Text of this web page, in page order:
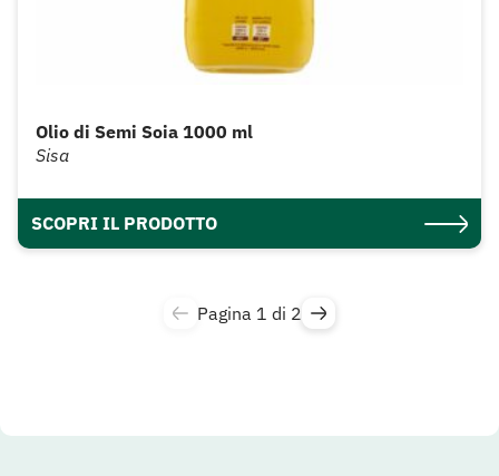
Olio di Semi Soia 1000 ml
Sisa
SCOPRI IL PRODOTTO
Pagina 1 di 2